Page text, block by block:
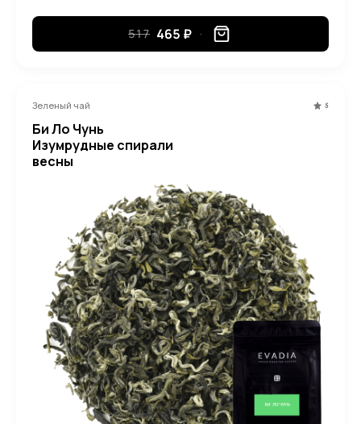
517 465 ₽
Зеленый чай 5
Би Ло Чунь
Изумрудные спирали
весны